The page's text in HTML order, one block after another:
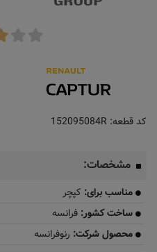
کد قطعه: 152095084R
مشخصات:
مناسب برای: کپچر
ساخت کشور: فرانسه
محصول شرکت: رنوفرانسه